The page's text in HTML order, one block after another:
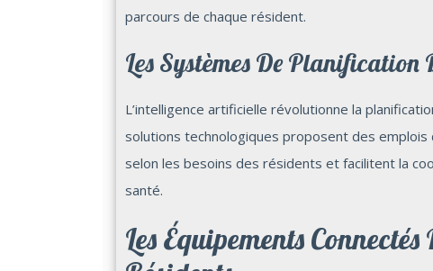
parcours de chaque résident.
Les Systèmes De
L’intelligence artificielle révolutionne la
solutions technologiques proposent des
selon les besoins des résidents et facilitent la
santé.
Les Équipements